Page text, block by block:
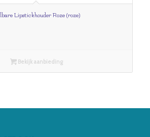
Lipstickhouder Roze (roze)
Bekijk aanbieding